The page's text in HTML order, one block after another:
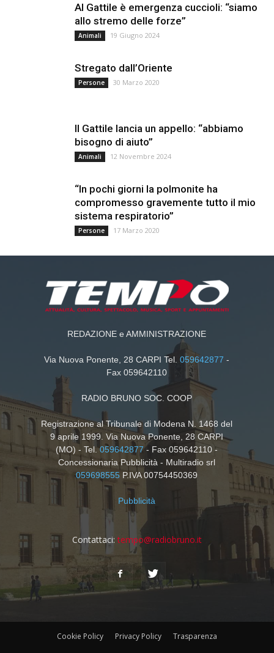
Al Gattile è emergenza cuccioli: “siamo
allo stremo delle forze”
Animali 19 Giugno 2024
Stregato dall’Oriente
Persone 30 Marzo 2020
Il Gattile lancia un appello: “abbiamo
bisogno di aiuto”
Animali 12 Novembre 2024
“In pochi giorni la polmonite ha
compromesso gravemente tutto il mio
sistema respiratorio”
Persone 17 Marzo 2020
REDAZIONE e AMMINISTRAZIONE
Via Nuova Ponente, 28 CARPI Tel.059642877 -
Fax 059642110
RADIO BRUNO SOC. COOP
Registrazione al Tribunale di Modena N. 1468 del
9 aprile 1999. Via Nuova Ponente, 28 CARPI
(MO) - Tel.059642877- Fax 059642110 -
Concessionaria Pubblicità - Multiradio srl
059698555 P.IVA 00754450369
Pubblicità
Contattaci: tempo@radiobruno.it
Cookie Policy Privacy Policy Trasparenza